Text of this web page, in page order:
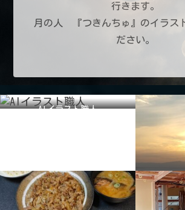
行きます。
月の人 『つきんちゅ』のイラス
ださい。
AIイラスト職人